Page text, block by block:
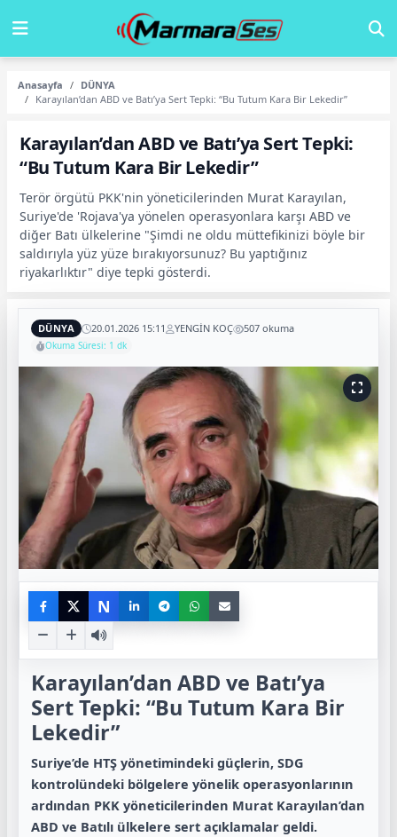
Anasayfa
DÜNYA
Karayılan’dan ABD ve Batı’ya Sert Tepki: “Bu Tutum Kara Bir Lekedir”
Karayılan’dan ABD ve Batı’ya Sert Tepki:
“Bu Tutum Kara Bir Lekedir”
Terör örgütü PKK'nin yöneticilerinden Murat Karayılan,
Suriye'de 'Rojava'ya yönelen operasyonlara karşı ABD ve
diğer Batı ülkelerine "Şimdi ne oldu müttefikinizi böyle bir
saldırıyla yüz yüze bırakıyorsunuz? Bu yaptığınız
riyakarlıktır" diye tepki gösterdi.
DÜNYA 20.01.2026 15:11 YENGİN KOÇ 507 okuma
Okuma Süresi: 1 dk
N
Karayılan’dan ABD ve Batı’ya
Sert Tepki: “Bu Tutum Kara Bir
Lekedir”
Suriye’de HTŞ yönetimindeki güçlerin, SDG
kontrolündeki bölgelere yönelik operasyonlarının
ardından PKK yöneticilerinden Murat Karayılan’dan
ABD ve Batılı ülkelere sert açıklamalar geldi.